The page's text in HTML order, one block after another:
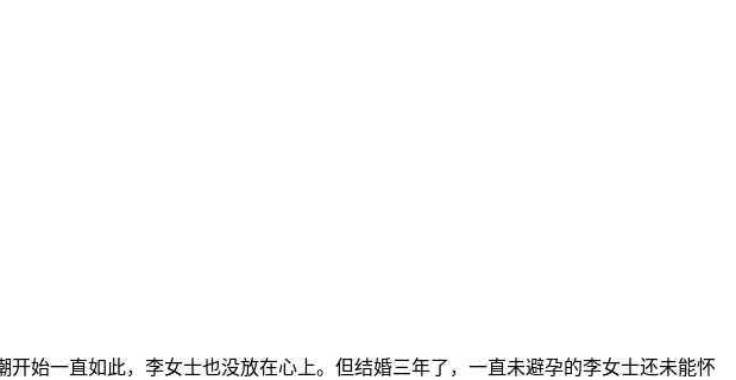
一直如此，李女士也没放在心上。但结婚三年了，一直未避孕的李女士还未能怀